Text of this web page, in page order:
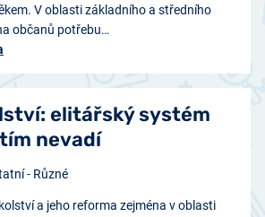
V oblasti základního a středního
občanů potřebu…
elitářský systém
nevadí
a jeho reforma zejména v oblasti
- Různé